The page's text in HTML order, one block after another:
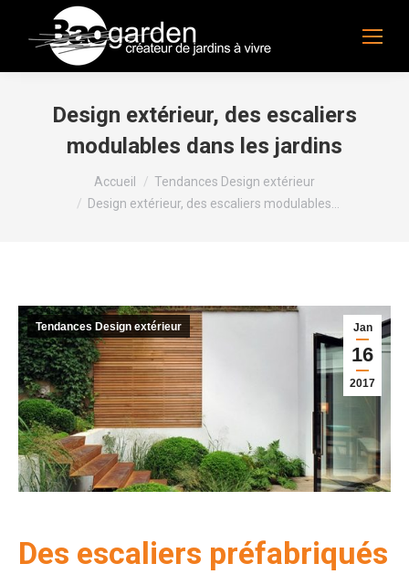
Design extérieur, des escaliers
modulables dans les jardins
Vous êtes ici :Accueil
Tendances Design extérieur
Design extérieur, des escaliers modulables…
Jan
16
2017
Tendances Design extérieur
Des escaliers préfabriqués